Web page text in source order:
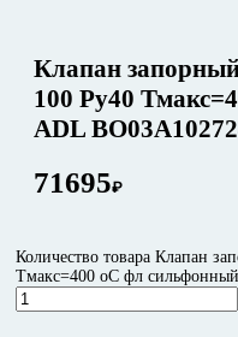
Клапан
100 Ру40
ADL
71695₽
Количество товара Клапан
Тмакс=400 оС фл